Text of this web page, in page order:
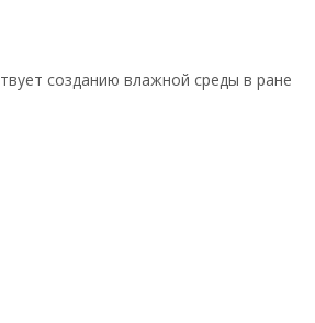
созданию влажной среды в ране